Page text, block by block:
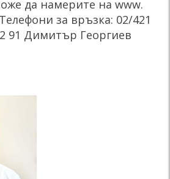
да намерите на www.
за връзка: 02/421
91 Димитър Георгиев